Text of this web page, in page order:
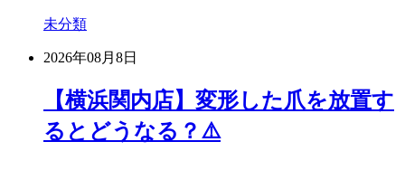
未分類
2026年08月8日
【横浜関内店】変形した爪を放置す
るとどうなる？⚠️